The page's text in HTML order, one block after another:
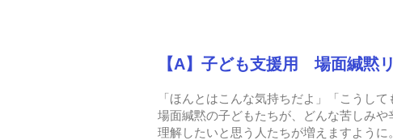
【A】子ども支援用 場面緘黙
「ほんとはこんな気持ちだよ」「こうして
場面緘黙の子どもたちが、どんな苦しみや
理解したいと思う人たちが増えますように。